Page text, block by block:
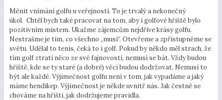
Měnit vnímání golfu u veřejnosti. To je trvalý a nekonečný
úkol. Chtěl bych také pracovat na tom, aby i golfové hřiště bylo
pozitivním místem. Ukažme zájemcům nejdříve krásy golfu.
Nestrašme je tím, co všechno „musí“. Otevřeme a zpřístupněme se
světu. Udělal to tenis, čeká to i golf. Pokud by někdo měl strach, že
tím golf ztratí něco ze své fajnovosti, nemusí se bát. Vždy budou
hřiště, kde se ty staré (a dobré) věci budou dodržovat. Nemusí to
být ale každé. Výjimečnost golfu není v tom, jak vypadáme a jaký
máme hendikep. Výjimečnost je někde uvnitř nás. Jak čestně se
chováme na hřišti, jak dodržujeme pravidla.